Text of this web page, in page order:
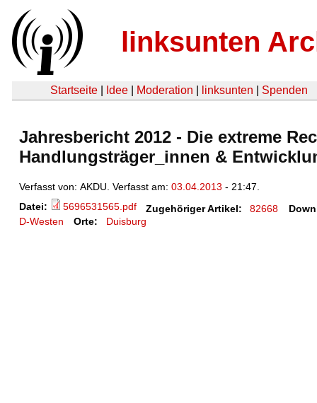
linksunten
Startseite Idee Moderation linksunten Spenden
Jahresbericht 2012 - Die extreme
Handlungsträger_innen &
Verfasst von: AKDU. Verfasst am: 03.04.2013 - 21:47.
Datei:
5696531565.pdf Zugehöriger Artikel: 82668
D-Westen
Orte: Duisburg